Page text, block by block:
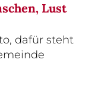
Lust
dafür steht